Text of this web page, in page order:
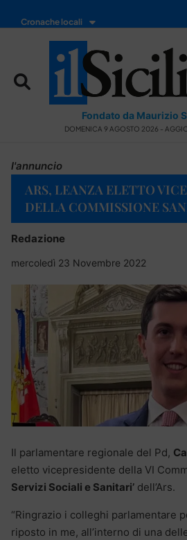
Cronache locali
Fondato da Maurizio
DOMENICA 9 AGOSTO 2026 -
l'annuncio
ARS, LEANZA ELETTO
DELLA COMMISSIONE
Redazione
mercoledì 23 Novembre 2022
Il parlamentare regionale del Pd,
eletto vicepresidente della VI
Servizi Sociali e Sanitari’ dell’Ars.
“Ringrazio i colleghi parlamentare
riposto in me, all’interno di una